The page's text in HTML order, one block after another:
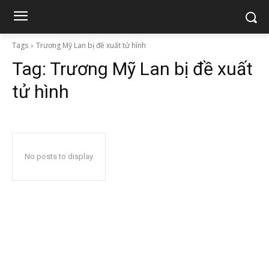
Tags Trương Mỹ Lan bị đề xuất tử hình
Tag: Trương Mỹ Lan bị đề xuất
tử hình
No posts to display